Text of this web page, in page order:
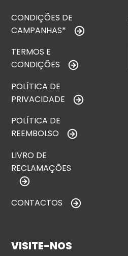
CONDIÇÕES DE
CAMPANHAS*
TERMOS E
CONDIÇÕES
POLÍTICA DE
PRIVACIDADE
POLÍTICA DE
REEMBOLSO
LIVRO DE
RECLAMAÇÕES
CONTACTOS
VISITE-NOS